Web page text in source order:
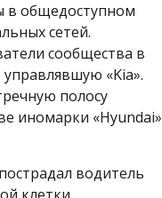
в общедоступном
сетей.
сообщества в
«Kia».
полосу
иномарки «Hyundai»
водитель